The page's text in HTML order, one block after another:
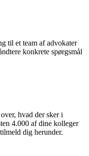
til et team af advokater
konkrete spørgsmål
hvad der sker i
4.000 af dine kolleger
dig herunder.